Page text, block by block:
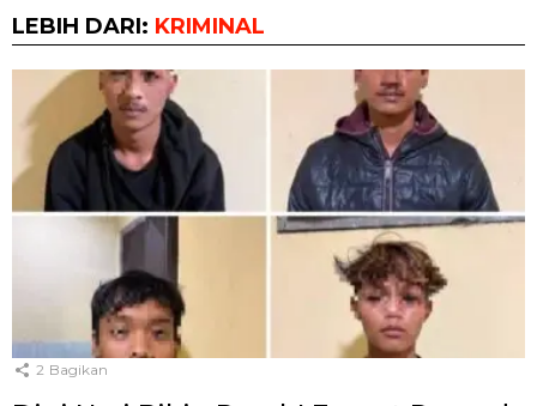
LEBIH DARI: KRIMINAL
2 Bagikan